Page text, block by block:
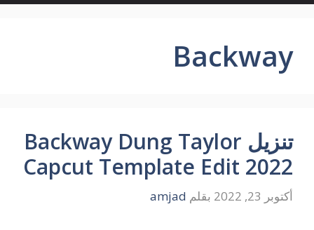
Backway
تنزيل Backway Dung Taylor
Capcut Template Edit 2022
أكتوبر 23, 2022 بقلم amjad